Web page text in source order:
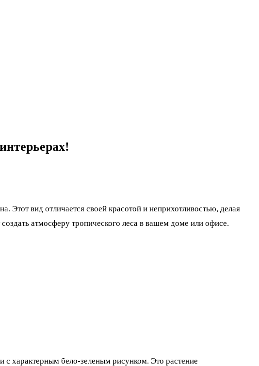
вид отличается своей красотой и неприхотливостью, делая
атмосферу тропического леса в вашем доме или офисе.
с характерным бело-зеленым рисунком. Это растение